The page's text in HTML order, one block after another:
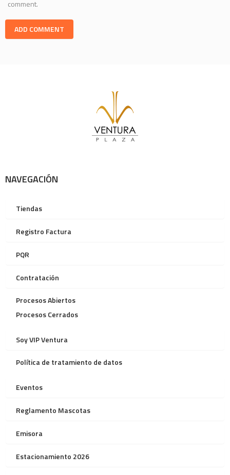
comment.
NAVEGACIÓN
Tiendas
Registro Factura
PQR
Contratación
Procesos Abiertos
Procesos Cerrados
Soy VIP Ventura
Política de tratamiento de datos
Eventos
Reglamento Mascotas
Emisora
Estacionamiento 2026